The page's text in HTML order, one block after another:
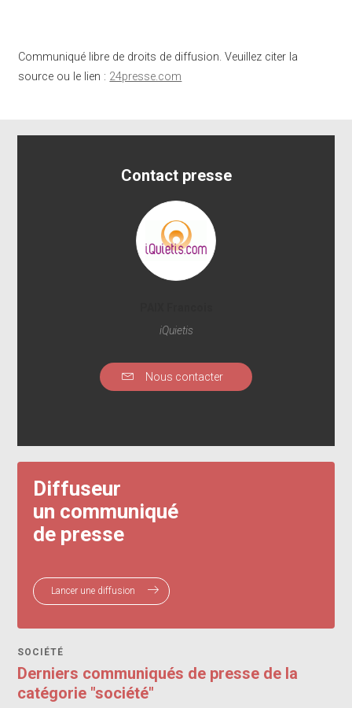
Communiqué libre de droits de diffusion. Veuillez citer la
source ou le lien : 24presse.com
Contact presse
iQuietis
Nous contacter
Diffuseur
un communiqué
de presse
Lancer une diffusion
SOCIÉTÉ
Derniers communiqués de presse de la
catégorie "société"